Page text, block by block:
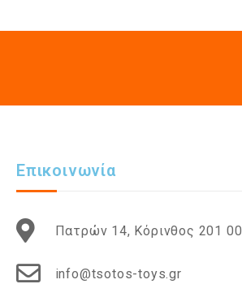
Επικοινωνία
Πατρών 14, Κόρινθος 201 00
info@tsotos-toys.gr